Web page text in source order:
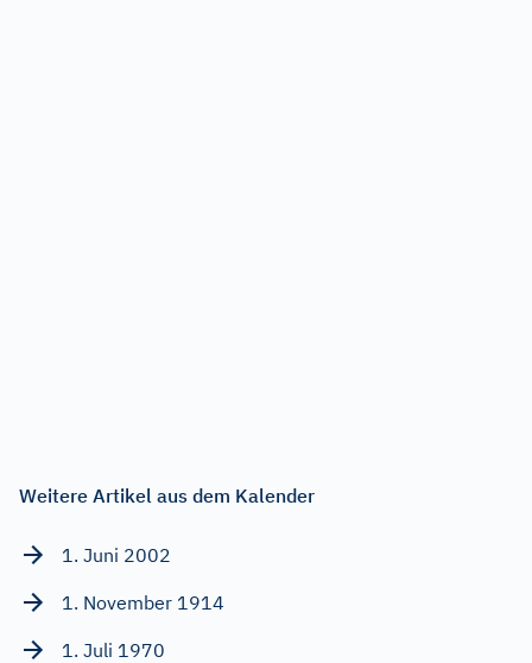
Weitere Artikel aus dem Kalender
1. Juni 2002
1. November 1914
1. Juli 1970